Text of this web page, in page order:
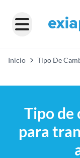
Inicio Tipo De
Tipo de
para